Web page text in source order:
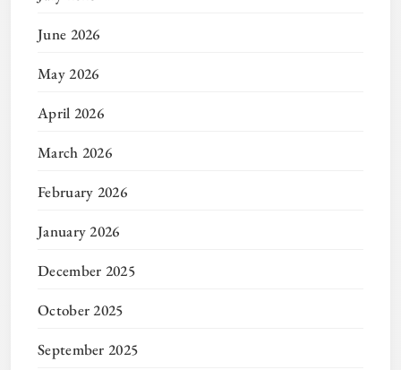
June 2026
May 2026
April 2026
March 2026
February 2026
January 2026
December 2025
October 2025
September 2025